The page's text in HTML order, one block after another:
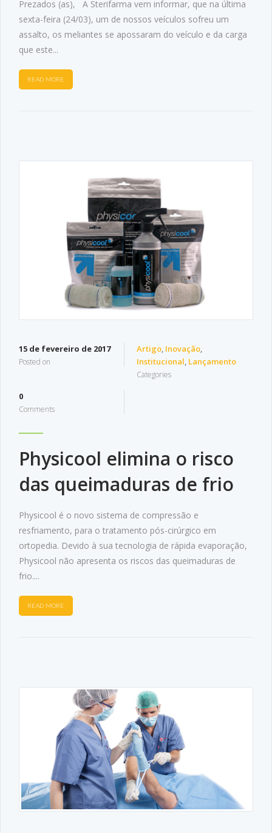
Prezados (as), A Sterifarma vem informar, que na última
sexta-feira (24/03), um de nossos veículos sofreu um
assalto, os meliantes se apossaram do veículo e da carga
que este...
READ MORE
15 de fevereiro de 2017
Posted on
Artigo, Inovação,
Institucional, Lançamento
Categories
0
Comments
Physicool elimina o risco
das queimaduras de frio
Physicool é o novo sistema de compressão e
resfriamento, para o tratamento pós-cirúrgico em
ortopedia. Devido à sua tecnologia de rápida evaporação,
Physicool não apresenta os riscos das queimaduras de
frio....
READ MORE